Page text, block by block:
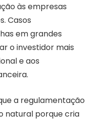
às empresas
Casos
em grandes
o investidor mais
e aos
a regulamentação
natural porque cria